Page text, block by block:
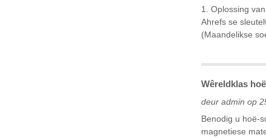
1. Oplossing
Ahrefs se
(Maandelikse
Wêreldklas
deur admin op
Benodig u hoë-
magnetiese